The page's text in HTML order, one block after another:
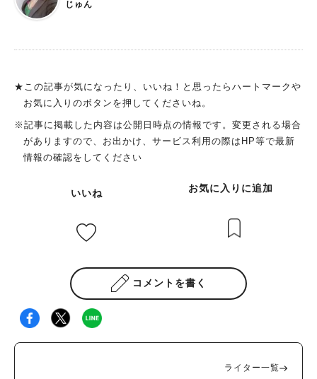
光に包み込まれるような感覚を味わえる、没入感たっぷりの演出
です。 ■ひかりのアトラクション 今年から有料遊具エリアに新
ー照明機器を導入。 芝すべりの滑走面は虹色に輝き、コース全
コースが彩られ、光の中でたっぷり遊べます。 さらに、メリー
ゴーランドや観覧車などの定番遊具も夜間営業を実施。 昼とは
を 現在ハーベストの丘では、今回ご紹介したもの以外にも、さ
まざまな形のイルミネーションが登場中。 昨年よりエリアが拡
の時間を過ごしてくださいね。 ※画像は全て施設提供
じゅん
★この記事が気になったり、いいね！と思ったらハートマークや
お気に入りのボタンを押してくださいね。
※記事に掲載した内容は公開日時点の情報です。変更される場合
がありますので、お出かけ、サービス利用の際はHP等で最新
情報の確認をしてください
いいね お気に入りに追加
コメントを書く
ライター一覧